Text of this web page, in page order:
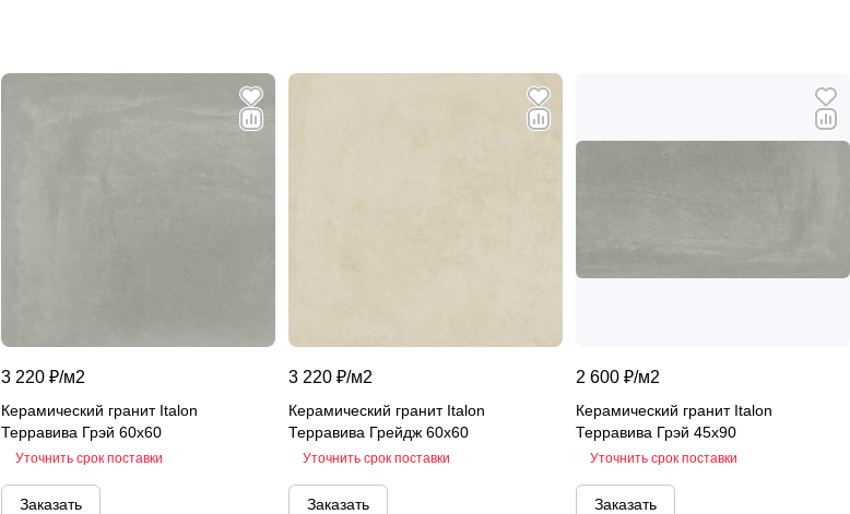
3 220 ₽/м2
Керамический гранит Italon
Терравива Грэй 60х60
Уточнить срок поставки
Заказать
3 220 ₽/м2
Керамический гранит Italon
Терравива Грейдж 60х60
Уточнить срок поставки
Заказать
2 600 ₽/м2
Керамический гранит Italon
Терравива Грэй 45х90
Уточнить срок поставки
Заказать